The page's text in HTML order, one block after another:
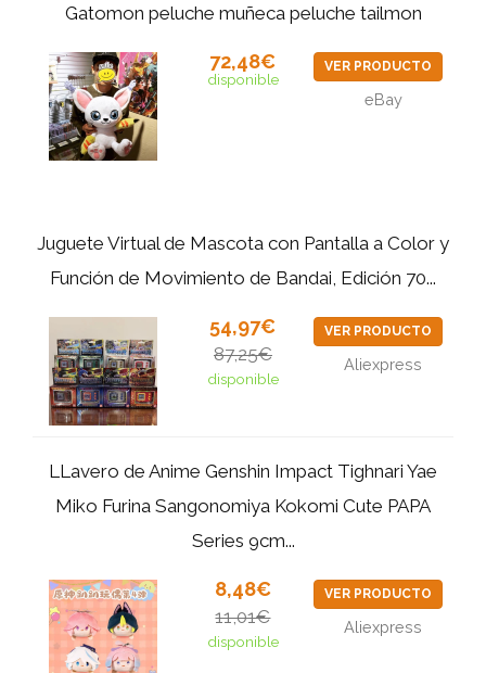
Gatomon peluche muñeca peluche tailmon
72,48€
disponible
VER PRODUCTO
eBay
Juguete Virtual de Mascota con Pantalla a Color y
Función de Movimiento de Bandai, Edición 70...
54,97€
87,25€
disponible
VER PRODUCTO
Aliexpress
LLavero de Anime Genshin Impact Tighnari Yae
Miko Furina Sangonomiya Kokomi Cute PAPA
Series 9cm...
8,48€
11,01€
disponible
VER PRODUCTO
Aliexpress